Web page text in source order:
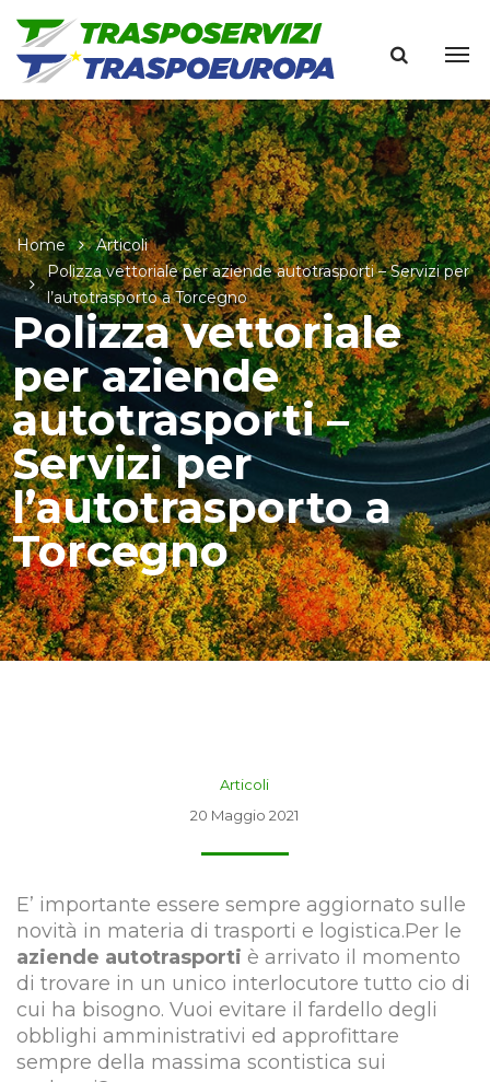
Home
Articoli
Polizza vettoriale per aziende autotrasporti – Servizi per
l’autotrasporto a Torcegno
Polizza vettoriale
per aziende
autotrasporti –
Servizi per
l’autotrasporto a
Torcegno
Articoli
20 Maggio 2021
E’ importante essere sempre aggiornato sulle
novità in materia di trasporti e logistica.Per le
aziende autotrasporti è arrivato il momento
di trovare in un unico interlocutore tutto cio di
cui ha bisogno. Vuoi evitare il fardello degli
obblighi amministrativi ed approfittare
sempre della massima scontistica sui